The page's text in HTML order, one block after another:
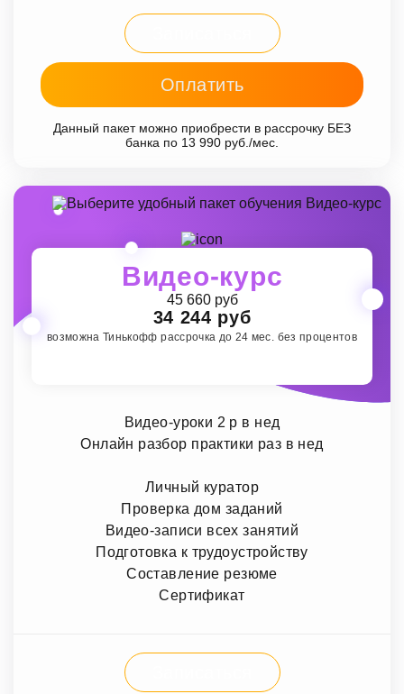
Оплатить
Данный пакет можно приобрести в рассрочку БЕЗ
банка по 13 990 руб./мес.
Видео-курс
45 660 руб
34 244 руб
возможна Тинькофф рассрочка до 24 мес. без процентов
Видео-уроки 2 р в нед
Онлайн разбор практики раз в нед
Личный куратор
Проверка дом заданий
Видео-записи всех занятий
Подготовка к трудоустройству
Составление резюме
Сертификат